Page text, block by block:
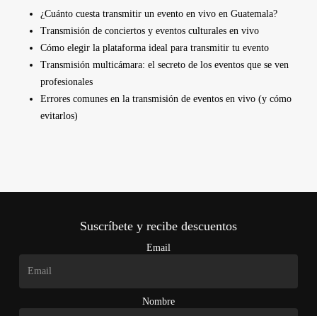
¿Cuánto cuesta transmitir un evento en vivo en Guatemala?
Transmisión de conciertos y eventos culturales en vivo
Cómo elegir la plataforma ideal para transmitir tu evento
Transmisión multicámara: el secreto de los eventos que se ven
profesionales
Errores comunes en la transmisión de eventos en vivo (y cómo
evitarlos)
Suscríbete y recibe descuentos
Email
Nombre